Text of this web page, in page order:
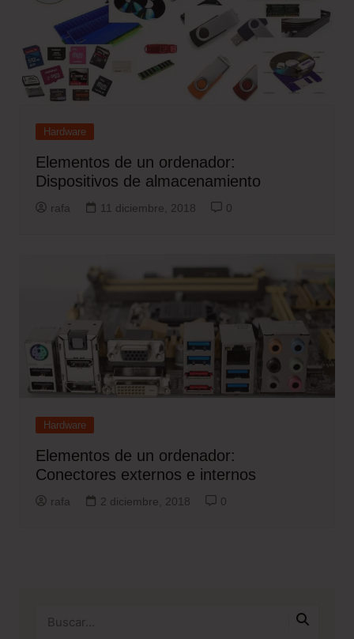
Hardware
Elementos de un ordenador:
Dispositivos de almacenamiento
rafa 11 diciembre, 2018 0
Hardware
Elementos de un ordenador:
Conectores externos e internos
rafa 2 diciembre, 2018 0